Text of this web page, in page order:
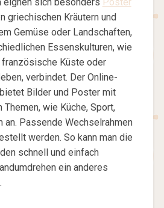
eignen sich besonders Poster
griechischen Kräutern und
Gemüse oder Landschaften,
Essenskulturen, wie
Küste oder
verbindet. Der Online-
Bilder und Poster mit
wie Küche, Sport,
an. Passende Wechselrahmen
werden. So kann man die
schnell und einfach
ein anderes